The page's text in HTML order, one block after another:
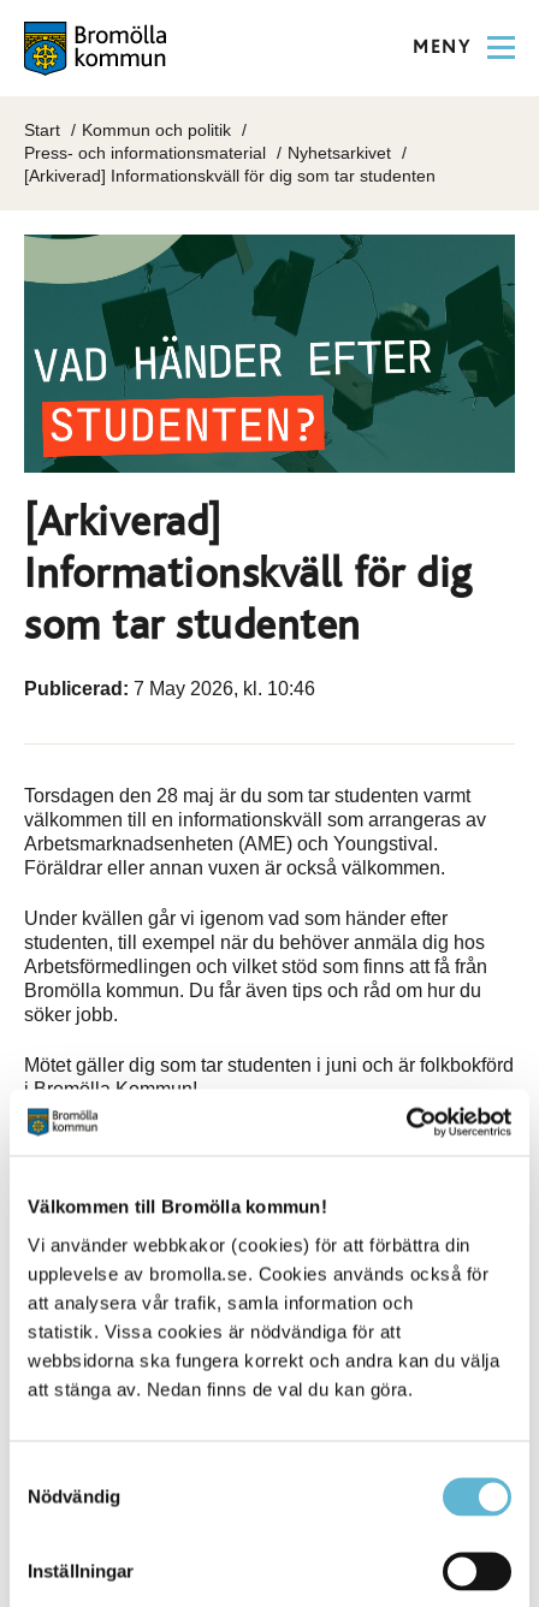
Välkommen till Bromölla kommun!
Vi använder webbkakor (cookies) för att förbättra din
upplevelse av bromolla.se. Cookies används också för
att analysera vår trafik, samla information och
statistik. Vissa cookies är nödvändiga för att
webbsidorna ska fungera korrekt och andra kan du välja
att stänga av. Nedan finns de val du kan göra.
Nödvändig
Inställningar
MENY
Start
Kommun och politik
Press- och informationsmaterial
Nyhetsarkivet
[Arkiverad] Informationskväll för dig som tar studenten
[Arkiverad]
Informationskväll för dig
som tar studenten
Publicerad: 7 May 2026, kl. 10:46
Torsdagen den 28 maj är du som tar studenten varmt
välkommen till en informationskväll som arrangeras av
Arbetsmarknadsenheten (AME) och Youngstival.
Föräldrar eller annan vuxen är också välkommen.
Under kvällen går vi igenom vad som händer efter
studenten, till exempel när du behöver anmäla dig hos
Arbetsförmedlingen och vilket stöd som finns att få från
Bromölla kommun. Du får även tips och råd om hur du
söker jobb.
Mötet gäller dig som tar studenten i juni och är folkbokförd
i Bromölla Kommun!
42 i Bromölla
Sidan senast uppdaterad:den 12 June 2026
Tipsa och dela sidan
Skriv ut